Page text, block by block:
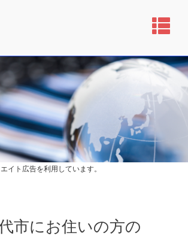
イト広告を利用しています。
市にお住いの方の